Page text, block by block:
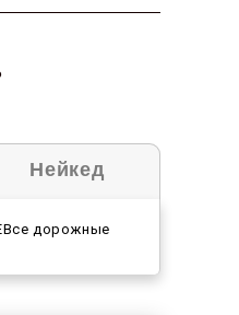
Нейкед
Все дорожные